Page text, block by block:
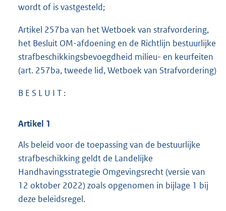
wordt of is vastgesteld;
Artikel 257ba van het Wetboek van strafvordering,
het Besluit OM-afdoening en de Richtlijn bestuurlijke
strafbeschikkingsbevoegdheid milieu- en keurfeiten
(art. 257ba, tweede lid, Wetboek van Strafvordering)
B E S L U I T :
Artikel 1
Als beleid voor de toepassing van de bestuurlijke
strafbeschikking geldt de Landelijke
Handhavingsstrategie Omgevingsrecht (versie van
12 oktober 2022) zoals opgenomen in bijlage 1 bij
deze beleidsregel.